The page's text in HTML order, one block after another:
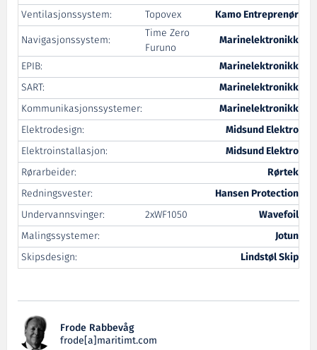
Ventilasjonssystem:
Topovex
Kamo Entreprenør
Navigasjonssystem:
Time Zero
Furuno
Marinelektronikk
EPIB:
Marinelektronikk
SART:
Marinelektronikk
Kommunikasjonssystemer:
Marinelektronikk
Elektrodesign:
Midsund Elektro
Elektroinstallasjon:
Midsund Elektro
Rørarbeider:
Rørtek
Redningsvester:
Hansen Protection
Undervannsvinger:
2xWF1050
Wavefoil
Malingssystemer:
Jotun
Skipsdesign:
Lindstøl Skip
Frode Rabbevåg
frode[a]maritimt.com